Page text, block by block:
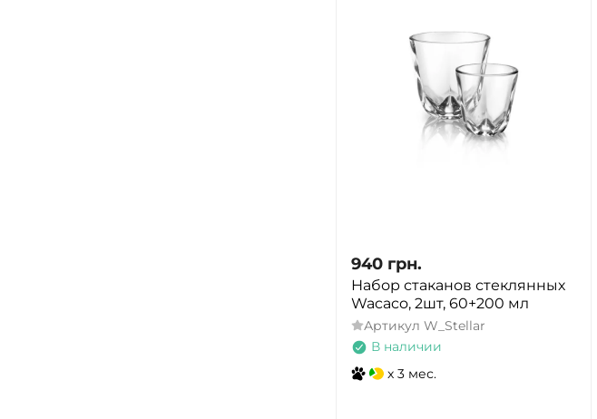
940 грн.
Набор стаканов стеклянных
Wacaco, 2шт, 60+200 мл
Артикул W_Stellar
В наличии
x 3 мес.